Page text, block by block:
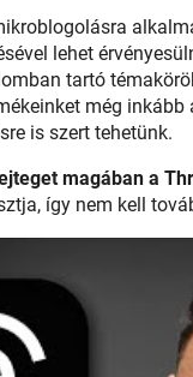
lehet
tartó
még
is szert tehetünk.
magában a
így nem kell